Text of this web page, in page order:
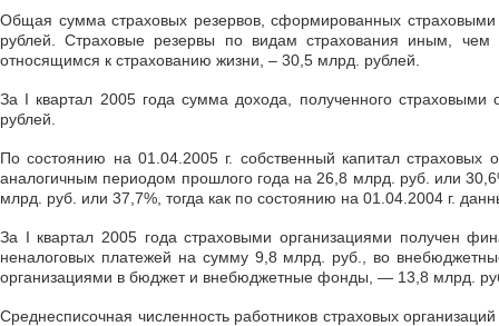
Общая сумма страховых резервов, сформированных
рублей. Страховые резервы по видам страхования иным,
относящимся к страхованию жизни, – 30,5 млрд. рублей.
За I квартал 2005 года сумма дохода, полученного
рублей.
По состоянию на 01.04.2005 г. собственный капитал
аналогичным периодом прошлого года на 26,8 млрд. руб. или
млрд. руб. или 37,7%, тогда как по состоянию на 01.04.2004 г.
За I квартал 2005 года страховыми организациями получен
неналоговых платежей на сумму 9,8 млрд. руб., во
организациями в бюджет и внебюджетные фонды, — 13,8 млрд.
Среднесписочная численность работников страховых